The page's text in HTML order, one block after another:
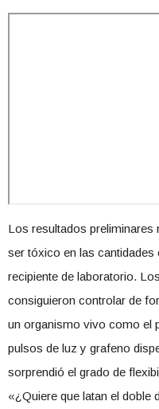
Los resultados preliminares
ser tóxico en las cantidades
recipiente de laboratorio.
consiguieron controlar de
un organismo vivo como el
pulsos de luz y grafeno
sorprendió el grado de
«¿Quiere que latan el doble